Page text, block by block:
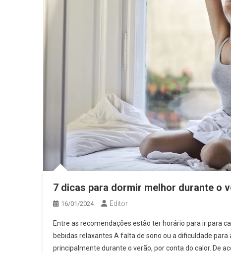
7 dicas para dormir melhor durante o
16/01/2024 Editor
Entre as recomendações estão ter horário para ir para
bebidas relaxantes A falta de sono ou a dificuldade
principalmente durante o verão, por conta do calor. De